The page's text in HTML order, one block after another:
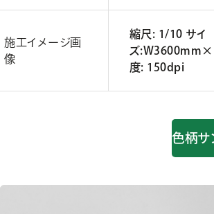
施工イメージ画
像
縮尺: 1/10 サイ
ズ
度: 150dpi
色柄サ